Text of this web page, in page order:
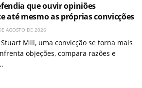
que ouvir opiniões
até mesmo as próprias convicções
AGOSTO DE 2026
Mill, uma convicção se torna mais
objeções, compara razões e